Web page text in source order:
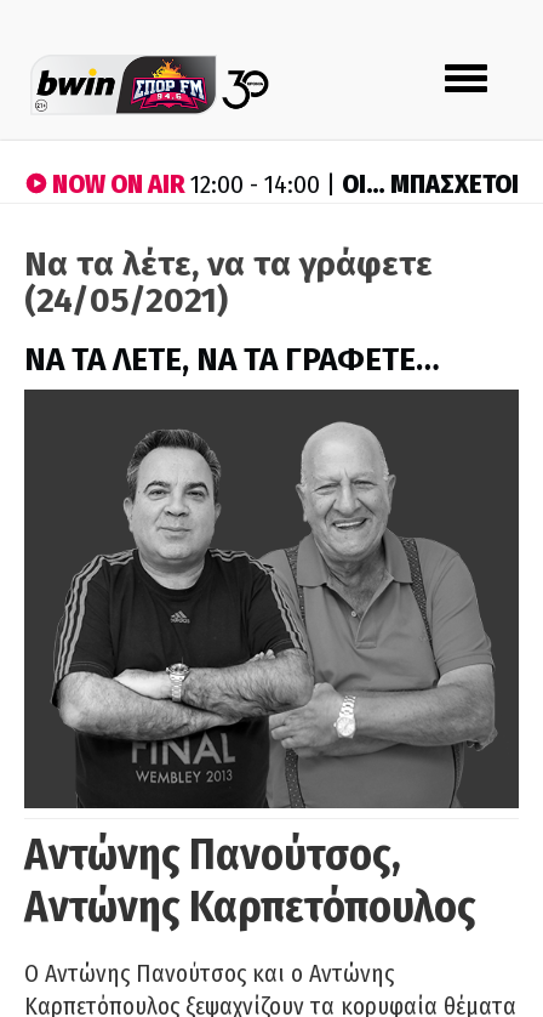
Toggle
navigation
NOW ON AIR12:00 - 14:00 | ΟΙ… ΜΠΑΣΧΕΤΟΙ
Να τα λέτε, να τα γράφετε
(24/05/2021)
ΝΑ ΤΑ ΛΕΤΕ, ΝΑ ΤΑ ΓΡΑΦΕΤΕ…
Αντώνης Πανούτσος,
Αντώνης Καρπετόπουλος
Ο Αντώνης Πανούτσος και ο Αντώνης
Καρπετόπουλος ξεψαχνίζουν τα κορυφαία θέματα